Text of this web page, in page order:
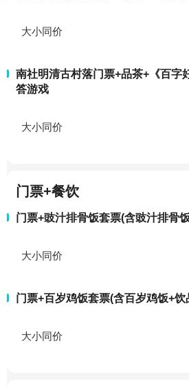
大小同价
南社明清古村落门票+品茶+《百字
答游戏
大小同价
门票+餐饮
门票+豉汁排骨饭套票(含豉汁排骨
大小同价
门票+百岁鸡饭套票(含百岁鸡饭+饮
大小同价